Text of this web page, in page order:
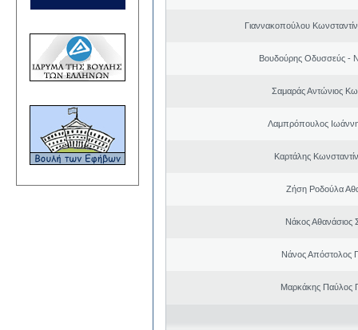
Γιαννακοπούλου
Βουδούρης Οδυσσεύς -
Σαμαράς Αντώνιος
Λαμπρόπουλος
Καρτάλης
Ζήση Ροδούλα
Νάκος Αθανάσιος
Νάνος Απόστολος
Μαρκάκης Παύλος